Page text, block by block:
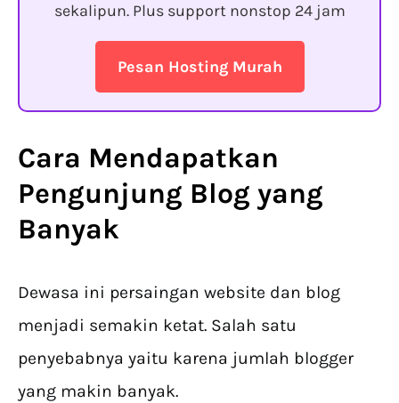
sekalipun. Plus support nonstop 24 jam
Pesan Hosting Murah
Cara Mendapatkan
Pengunjung Blog yang
Banyak
Dewasa ini persaingan website dan blog
menjadi semakin ketat. Salah satu
penyebabnya yaitu karena jumlah blogger
yang makin banyak.